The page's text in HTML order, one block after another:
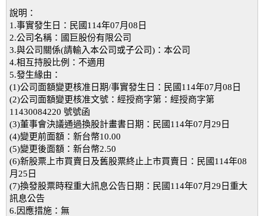
說明：
1.事實發生日：民國114年07月08日
2.公司名稱：國巨股份有限公司
3.與公司關係(請輸入本公司或子公司)：本公司
4.相互持股比例：不適用
5.發生緣由：
(1)公司面額變更核准日期/事實發生日：民國114年07月08日
(2)公司面額變更核准文號：經授商字第：經授商字第
11430084220 號號函
(3)董事會決議通過換股計畫書日期：民國114年07月29日
(4)變更前面額：新台幣10.00
(5)變更後面額：新台幣2.50
(6)新股票上市買賣日及舊股票終止上市買賣日：民國114年08
月25日
(7)換發股票時程重大訊息公告日期：民國114年07月29日重大
訊息公告
6.因應措施：無